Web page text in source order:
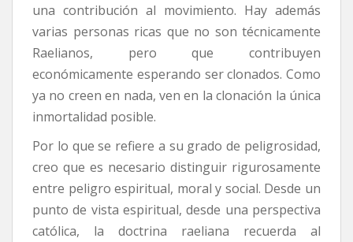
una contribución al movimiento. Hay además
varias personas ricas que no son técnicamente
Raelianos, pero que contribuyen
económicamente esperando ser clonados. Como
ya no creen en nada, ven en la clonación la única
inmortalidad posible.
Por lo que se refiere a su grado de peligrosidad,
creo que es necesario distinguir rigurosamente
entre peligro espiritual, moral y social. Desde un
punto de vista espiritual, desde una perspectiva
católica, la doctrina raeliana recuerda al